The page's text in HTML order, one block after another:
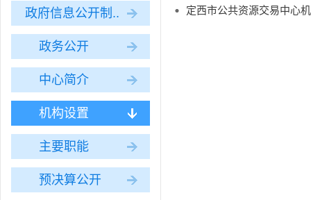
政府信息公开制..
政务公开
中心简介
机构设置
主要职能
预决算公开
定西市公共资源交易中心